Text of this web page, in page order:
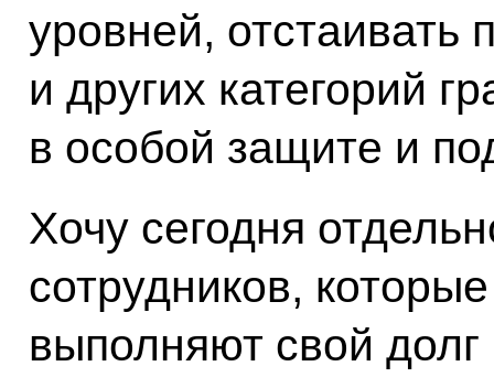
уровней, отстаивать
и других категорий
в особой защите и
Хочу сегодня
сотрудников,
выполняют свой